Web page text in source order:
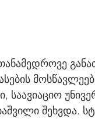
შეხვდა.